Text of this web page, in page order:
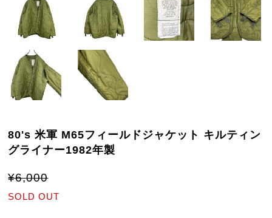
80's 米軍 M65フィールドジャケット キルティン
グライナー1982年製
¥6,000
SOLD OUT